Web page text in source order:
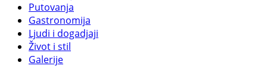
Putovanja
Gastronomija
Ljudi i dogadjaji
Život i stil
Galerije